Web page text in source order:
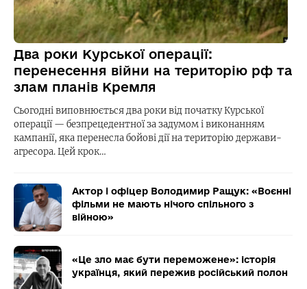
Два роки Курської операції:
перенесення війни на територію рф та
злам планів Кремля
Сьогодні виповнюється два роки від початку Курської
операції — безпрецедентної за задумом і виконанням
кампанії, яка перенесла бойові дії на територію держави-
агресора. Цей крок…
Актор і офіцер Володимир Ращук: «Воєнні
фільми не мають нічого спільного з
війною»
«Це зло має бути переможене»: історія
українця, який пережив російський полон